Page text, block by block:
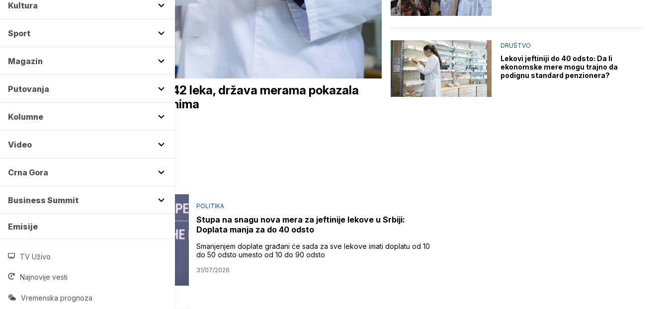
Kultura
Sport
Magazin
Putovanja
Kolumne
Video
Crna Gora
Business Summit
Emisije
TV Uživo
Najnovije vesti
Vremenska prognoza
DRUŠTVO
Tasić: Smanjena cena za 742 leka, država merama pokazala
odgovornost prema građanima
DRUŠTVO
Lekovi jeftiniji do 40 odsto: Da li
ekonomske mere mogu trajno da
podignu standard penzionera?
POLITIKA
Stupa na snagu nova mera za jeftinije lekove u Srbiji:
Doplata manja za do 40 odsto
Smanjenjem doplate građani će sada za sve lekove imati doplatu od 10
do 50 odsto umesto od 10 do 90 odsto
31/07/2026